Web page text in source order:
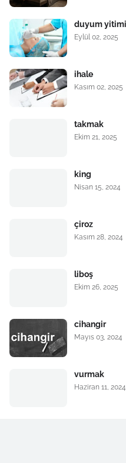
duyum yitimi
Eylül 02, 2025
ihale
Kasım 02, 2025
takmak
Ekim 21, 2025
king
Nisan 15, 2024
çiroz
Kasım 28, 2024
liboş
Ekim 26, 2025
cihangir
Mayıs 03, 2024
vurmak
Haziran 11, 2024